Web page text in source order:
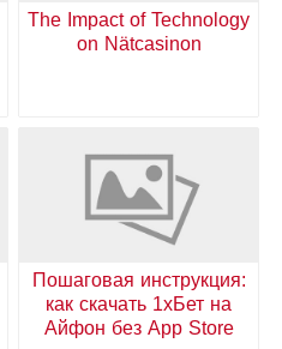
The Impact of Technology
on Nätcasinon
Пошаговая инструкция:
как скачать 1хБет на
Айфон без App Store